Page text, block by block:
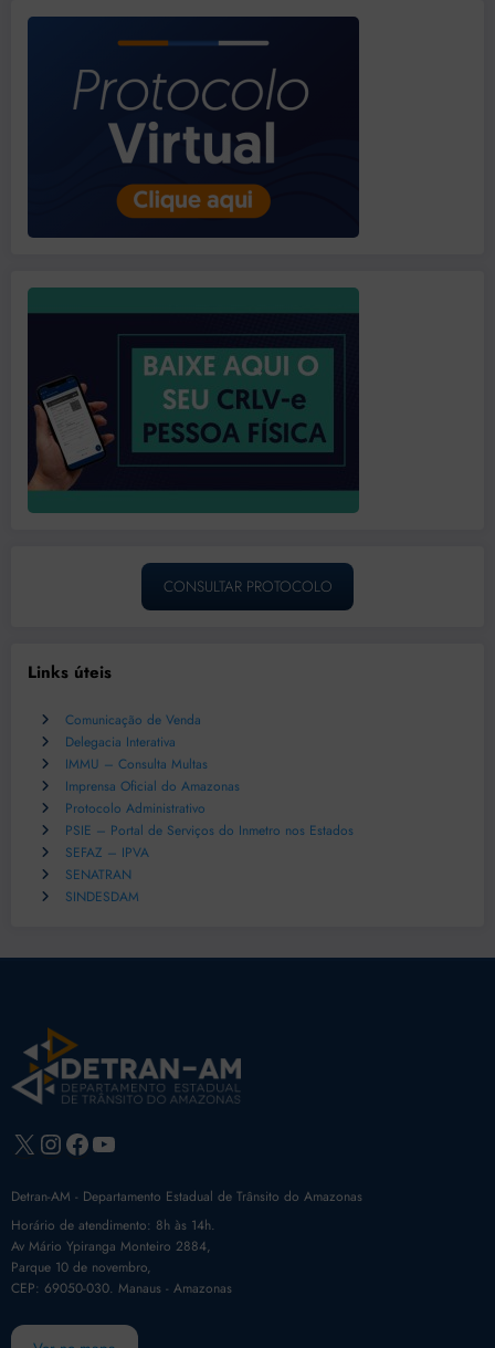
CONSULTAR PROTOCOLO
Links úteis
Comunicação de Venda
Delegacia Interativa
IMMU – Consulta Multas
Imprensa Oficial do Amazonas
Protocolo Administrativo
PSIE – Portal de Serviços do Inmetro nos Estados
SEFAZ – IPVA
SENATRAN
SINDESDAM
X Instagram
Facebook
Youtube
Detran-AM - Departamento Estadual de Trânsito do Amazonas
Horário de atendimento: 8h às 14h.
Av Mário Ypiranga Monteiro 2884,
Parque 10 de novembro,
CEP: 69050-030. Manaus - Amazonas